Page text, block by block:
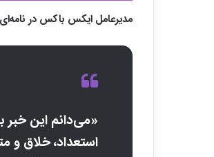
مدیرعامل ایکس‌ باکس در
«می‌دانم این خبر
استعداد، خلاق و